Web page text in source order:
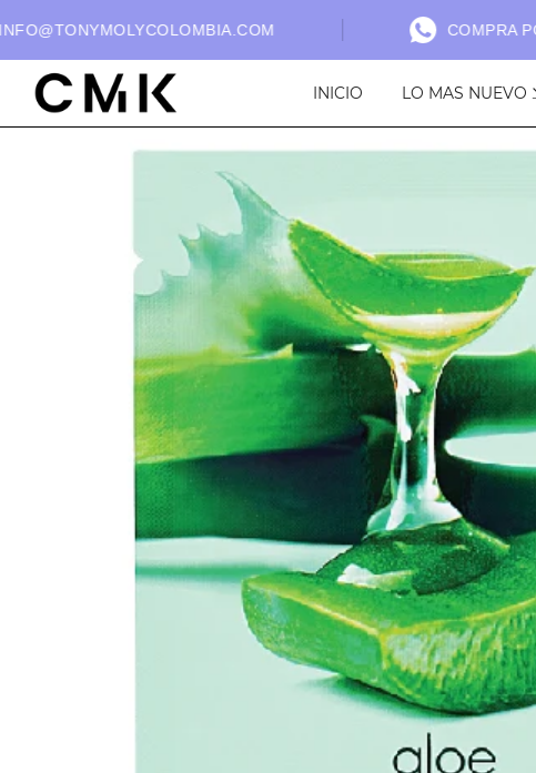
COMPRA
INICIO LO MAS NUEVO